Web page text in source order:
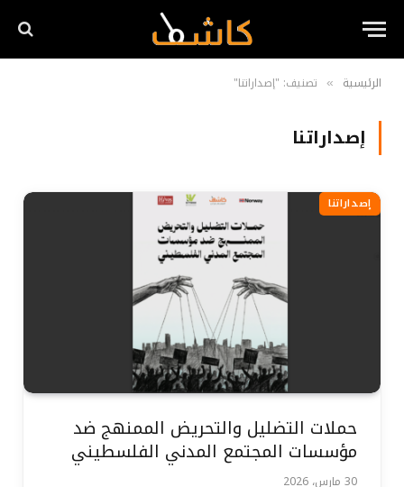
الرئيسية » تصنيف: "إصداراتنا"
إصداراتنا
إصداراتنا
حملات التضليل والتحريض الممنهج ضد
مؤسسات المجتمع المدني الفلسطيني
30 مارس، 2026